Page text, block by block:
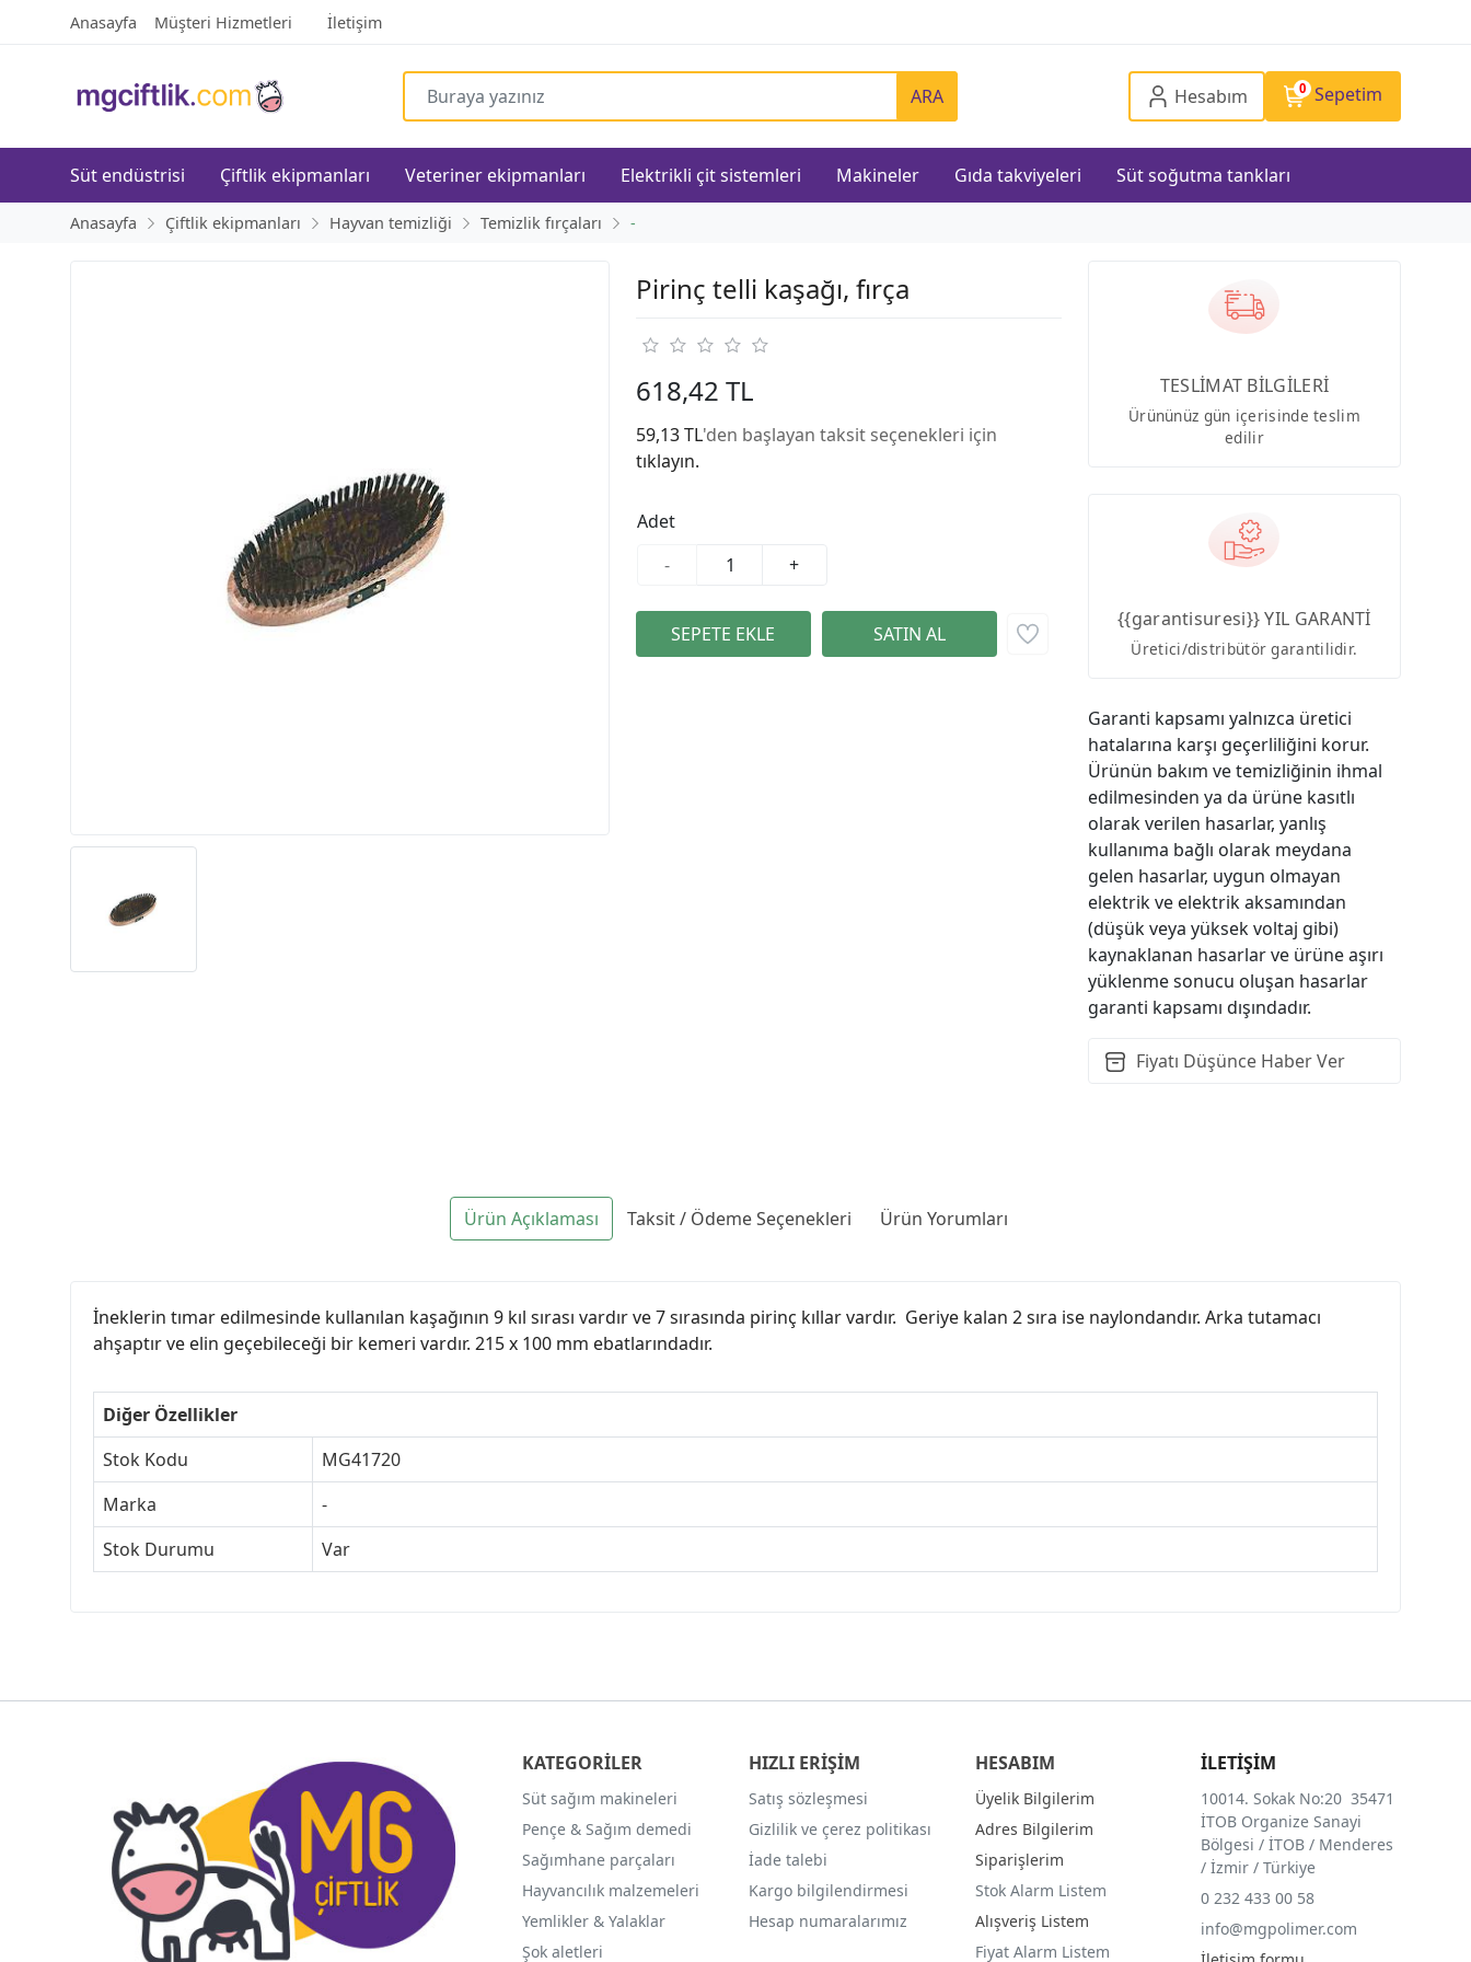
Anasayfa Müşteri Hizmetleri İletişim
ARA Hesabım 0 Sepetim
Süt endüstrisi Çiftlik ekipmanları Veteriner ekipmanları Elektrikli çit sistemleri Makineler Gıda takviyeleri Süt soğutma tankları
Anasayfa Çiftlik ekipmanları Hayvan temizliği Temizlik fırçaları -
Pirinç telli kaşağı, fırça
618,42 TL
59,13 TL'den başlayan taksit seçenekleri için
tıklayın.
Adet
-
+
TESLİMAT BİLGİLERİ
Ürününüz gün içerisinde teslim
edilir
{{garantisuresi}} YIL GARANTİ
Üretici/distribütör garantilidir.
Garanti kapsamı yalnızca üretici
hatalarına karşı geçerliliğini korur.
Ürünün bakım ve temizliğinin ihmal
edilmesinden ya da ürüne kasıtlı
olarak verilen hasarlar, yanlış
kullanıma bağlı olarak meydana
gelen hasarlar, uygun olmayan
elektrik ve elektrik aksamından
(düşük veya yüksek voltaj gibi)
kaynaklanan hasarlar ve ürüne aşırı
yüklenme sonucu oluşan hasarlar
garanti kapsamı dışındadır.
Fiyatı Düşünce Haber Ver
Ürün Açıklaması Taksit / Ödeme Seçenekleri Ürün Yorumları
İneklerin tımar edilmesinde kullanılan kaşağının 9 kıl sırası vardır ve 7 sırasında pirinç kıllar vardır. Geriye kalan 2 sıra ise naylondandır. Arka tutamacı
ahşaptır ve elin geçebileceği bir kemeri vardır. 215 x 100 mm ebatlarındadır.
Diğer Özellikler
Stok Kodu
MG41720
Marka
-
Stok Durumu
Var
KATEGORİLER
Süt sağım makineleri
Pençe & Sağım demedi
Sağımhane parçaları
Hayvancılık malzemeleri
Yemlikler & Yalaklar
Şok aletleri
HIZLI ERİŞİM
Satış sözleşmesi
Gizlilik ve çerez politikası
İade talebi
Kargo bilgilendirmesi
Hesap numaralarımız
HESABIM
Üyelik Bilgilerim
Adres Bilgilerim
Siparişlerim
Stok Alarm Listem
Alışveriş Listem
Fiyat Alarm Listem
İLETİŞİM
10014. Sokak No:20 35471
İTOB Organize Sanayi
Bölgesi / İTOB / Menderes
/ İzmir / Türkiye
0 232 433 00 58
info@mgpolimer.com